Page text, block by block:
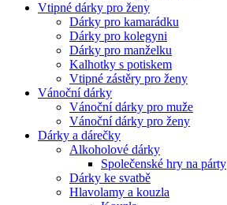
Vtipné dárky pro ženy
Dárky pro kamarádku
Dárky pro kolegyni
Dárky pro manželku
Kalhotky s potiskem
Vtipné zástěry pro ženy
Vánoční dárky
Vánoční dárky pro muže
Vánoční dárky pro ženy
Dárky a dárečky
Alkoholové dárky
Společenské hry na párty
Dárky ke svatbě
Hlavolamy a kouzla